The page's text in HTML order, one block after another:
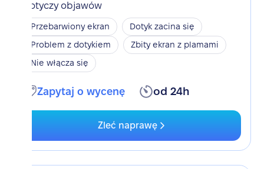
Dotyczy objawów
Przebarwiony ekran
Dotyk zacina się
Problem z dotykiem
Zbity ekran z plamami
Nie włącza się
Zapytaj o wycenę od 24h
Zleć naprawę